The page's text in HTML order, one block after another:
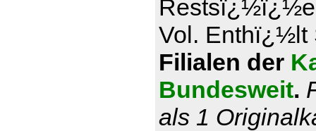
Restsï¿½ï¿½e
Vol. Enthï¿½lt
Filialen der
Bundesweit.
als 1